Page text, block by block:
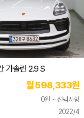
가솔린 2.9 S
월 598,333원
0원 ~ 선택사항
2022/4